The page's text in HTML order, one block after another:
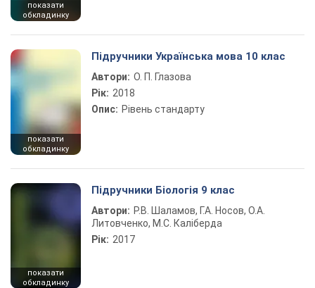
показати
обкладинку
показати
обкладинку
Підручники Українська мова 10 клас
Автори: О. П. Глазова
Рік: 2018
Опис: Рівень стандарту
показати
обкладинку
Підручники Біологія 9 клас
Автори: Р.В. Шаламов, Г.А. Носов, О.А.
Литовченко, М.С. Каліберда
Рік: 2017